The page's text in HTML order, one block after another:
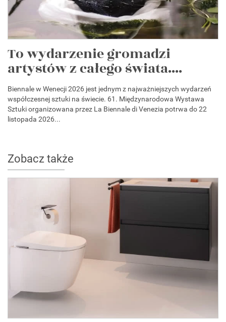
To wydarzenie gromadzi
artystów z całego świata....
Biennale w Wenecji 2026 jest jednym z najważniejszych wydarzeń
współczesnej sztuki na świecie. 61. Międzynarodowa Wystawa
Sztuki organizowana przez La Biennale di Venezia potrwa do 22
listopada 2026...
Zobacz także